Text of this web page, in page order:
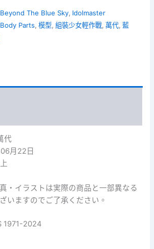
Beyond The Blue Sky, Idolmaster
Parts,模型,組裝少女輕作戰,萬代,藍
代
月22日
・イラストは実際の商品と一部異なる
いますのでご了承ください。
1971-2024